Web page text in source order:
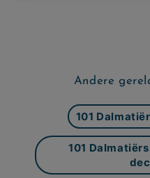
Andere
101
101